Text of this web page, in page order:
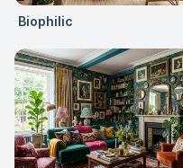
Biophilic